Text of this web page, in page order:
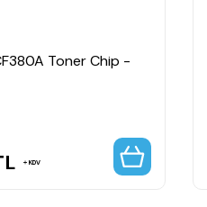
Toner Chip -
KDV